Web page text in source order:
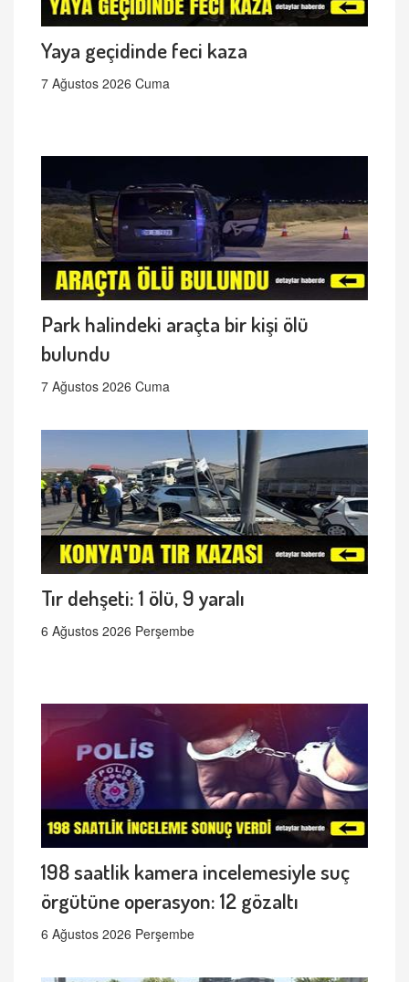
Yaya geçidinde feci kaza
7 Ağustos 2026 Cuma
Park halindeki araçta bir kişi ölü
bulundu
7 Ağustos 2026 Cuma
Tır dehşeti: 1 ölü, 9 yaralı
6 Ağustos 2026 Perşembe
198 saatlik kamera incelemesiyle suç
örgütüne operasyon: 12 gözaltı
6 Ağustos 2026 Perşembe